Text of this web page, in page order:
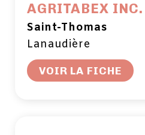
AGRITABEX INC.
Saint-Thomas
Lanaudière
VOIR LA FICHE